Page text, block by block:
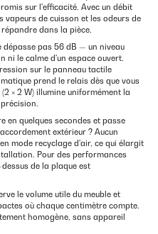
sur l'efficacité. Avec un débit
vapeurs de cuisson et les odeurs de
dans la pièce.
dépasse pas 56 dB — un niveau
ni le calme d'un espace ouvert.
sur le panneau tactile
prend le relais dès que vous
× 2 W) illumine uniformément la
en quelques secondes et passe
extérieur ? Aucun
mode recyclage d'air, ce qui élargit
Pour des performances
de la plaque est
le volume utile du meuble et
où chaque centimètre compte.
homogène, sans appareil